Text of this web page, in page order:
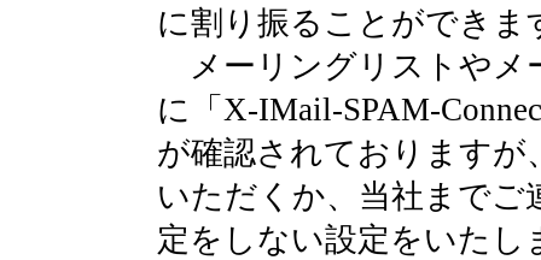
に割り振ることができ
メーリングリストやメ
に「X-IMail-SPAM-
が確認されておりますが
いただくか、当社まで
定をしない設定をいたし